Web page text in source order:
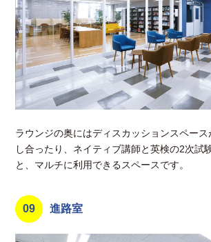
ラウンジの奥にはディスカッションスペー
し合ったり、ネイティブ講師と英検の2次試
と、マルチに利用できるスペースです。
09 進路室